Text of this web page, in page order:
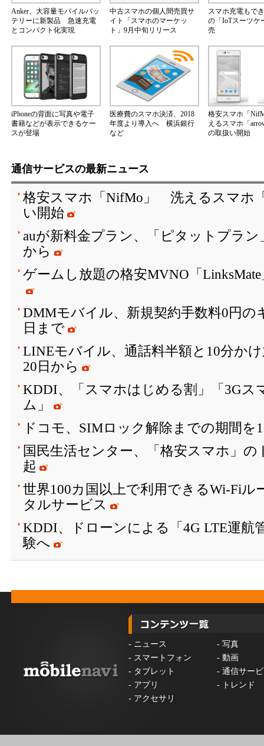
Anker、大容量モバイルバッ
テリーに新製品 急速充電
とコンパクト化実現
中古スマホの個人間売買サ
イト「スマホのマーケッ
ト」9月中旬リリース
スマホ充電もで
の「IoTスーツケ
売
iPhoneの背面に写真や電子
書籍などが表示できるケー
スが登場
医療費のスマホ決済、2018
年度より導入へ 横浜銀行
など
格安スマホ「
えるスマホ「
の取扱い開始
通信サービスの最新ニュース
格安スマホ「NifMo」 洗えるスマホ
い開始
auが新料金プラン、「ピタットプラン
から
ゲームし放題の格安MVNO「
DMMモバイル、新規契約手数料0円
日まで
LINEモバイル、通話料半額と10分か
20日から
KDDI、「スマホはじめる割」「3Gス
ム」
ドコモ、SIMロック解除までの期間を
国民生活センター、「格安スマホ」
起
世界100カ国以上で利用できるWi-Fiル
タルサービス
KDDI、ドローンによる「4G LTE運航
験へ
- ニュース - 写真
- スマートフォン - 動画
- タブレット - 通信サー
- アプリ -
トレンド
- アクセサリ